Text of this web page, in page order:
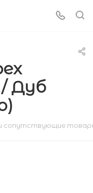
Дуб
сопутствующие